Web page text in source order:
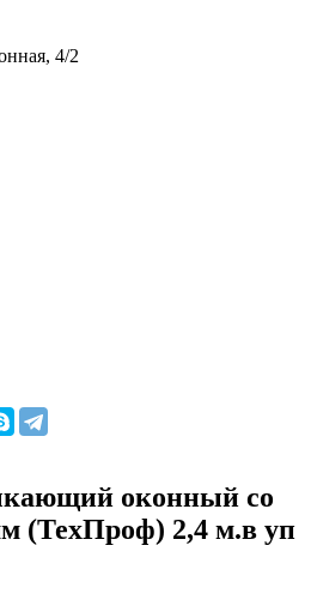
4/2
оконный со
(ТехПроф) 2,4 м.в уп